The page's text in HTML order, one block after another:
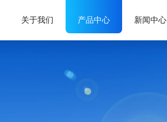
关于我们 产品中心 新闻中心